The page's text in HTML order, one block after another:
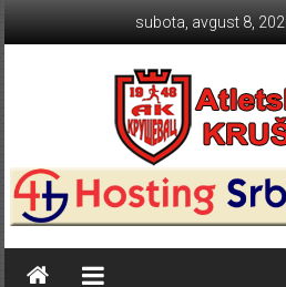
subota, avgust 8,
Atletski klub